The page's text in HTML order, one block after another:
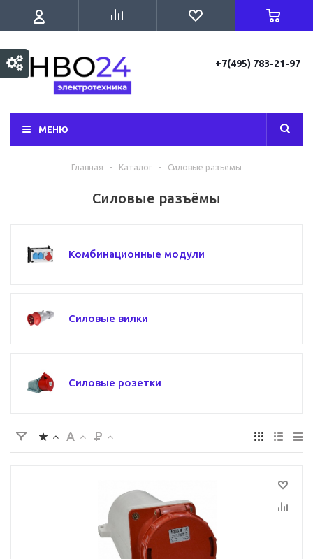
+7(495) 783-21-97
МЕНЮ
Главная - Каталог - Силовые разъёмы
Силовые разъёмы
Комбинационные модули
Силовые вилки
Силовые розетки